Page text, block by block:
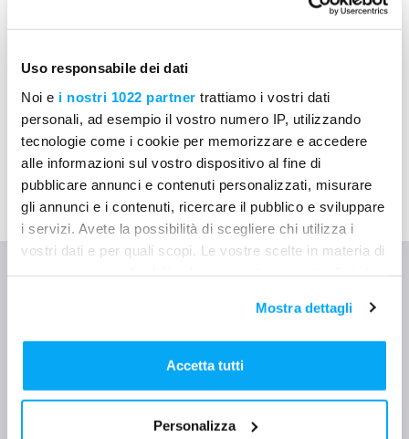
Uso responsabile dei dati
Noi e i nostri 1022 partner trattiamo i vostri dati
personali, ad esempio il vostro numero IP, utilizzando
tecnologie come i cookie per memorizzare e accedere
alle informazioni sul vostro dispositivo al fine di
pubblicare annunci e contenuti personalizzati, misurare
gli annunci e i contenuti, ricercare il pubblico e sviluppare
i servizi. Avete la possibilità di scegliere chi utilizza i
vostri dati e per quali scopi. Le vostre scelte in materia di
modificare o revocare il proprio consenso in qualsiasi
momento dalla Dichiarazione sui cookie o facendo clic
sull'icona di attivazione della privacy.
Con il tuo consenso, vorremmo anche:
raccogliere informazioni sulla tua posizione
Mostra dettagli
Accetta tutti
Personalizza
🔹 Chi crea il Giornale dei
Lavori con l’app Mela